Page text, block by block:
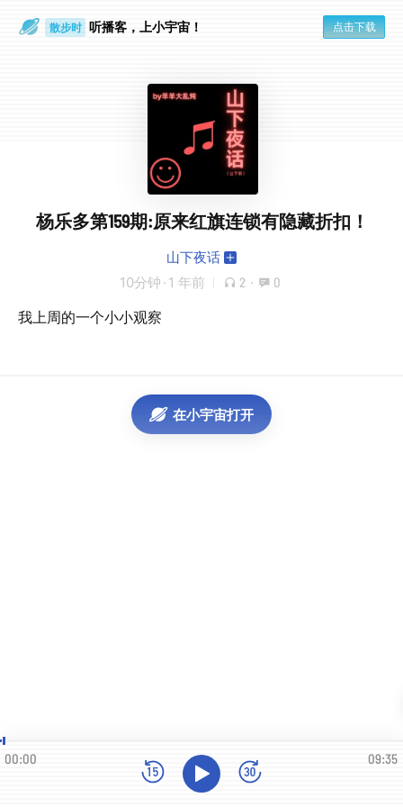
散步时 听播客，上小宇宙！ 点击下载
杨乐多第159期:原来红旗连锁有隐藏折扣！
山下夜话
10分钟 · 1 年前 2 · 0
我上周的一个小小观察
在小宇宙打开
00:00 09:35